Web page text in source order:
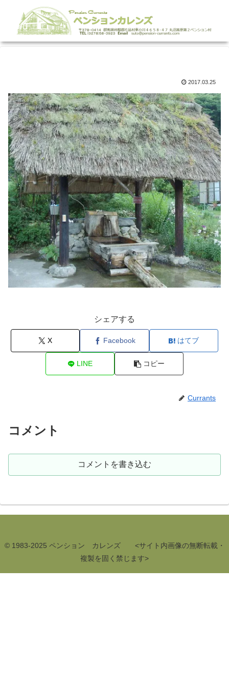
2017.03.25
シェアする
X Facebook はてブ
LINE コピー
Currants
コメント
コメントを書き込む
© 1983-2025 ペンション カレンズ <サイト内画像の無断転載・
複製を固く禁じます>